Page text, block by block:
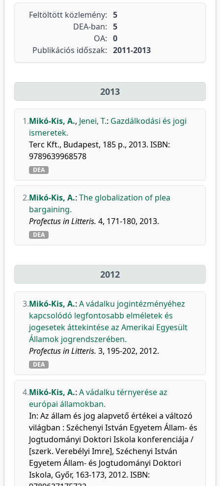
Feltöltött közlemény: 5
DEA-ban: 5
OA: 0
Publikációs időszak: 2011-2013
2013
1.Mikó-Kis, A., Jenei, T.: Gazdálkodási és jogi
ismeretek.
Terc Kft., Budapest, 185 p., 2013. ISBN:
9789639968578
DEA
2.Mikó-Kis, A.: The globalization of plea
bargaining.
Profectus in Litteris. 4, 171-180, 2013.
DEA
2012
3.Mikó-Kis, A.: A vádalku jogintézményéhez
kapcsolódó legfontosabb elméletek és
jogesetek áttekintése az Amerikai Egyesült
Államok jogrendszerében.
Profectus in Litteris. 3, 195-202, 2012.
DEA
4.Mikó-Kis, A.: A vádalku térnyerése az
európai államokban.
In: Az állam és jog alapvető értékei a változó
világban : Széchenyi István Egyetem Állam- és
Jogtudományi Doktori Iskola konferenciája /
[szerk. Verebélyi Imre], Széchenyi István
Egyetem Állam- és Jogtudományi Doktori
Iskola, Győr, 163-173, 2012. ISBN: